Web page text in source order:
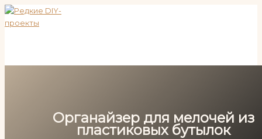
Перейти
к
Органайзер для мелочей из
пластиковых бутылок